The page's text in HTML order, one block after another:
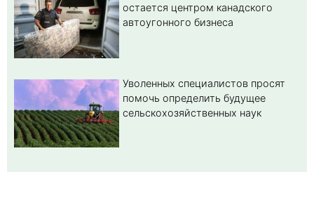
остается центром канадского
автоугонного бизнеса
Уволенных специалистов просят
помочь определить будущее
сельскохозяйственных наук